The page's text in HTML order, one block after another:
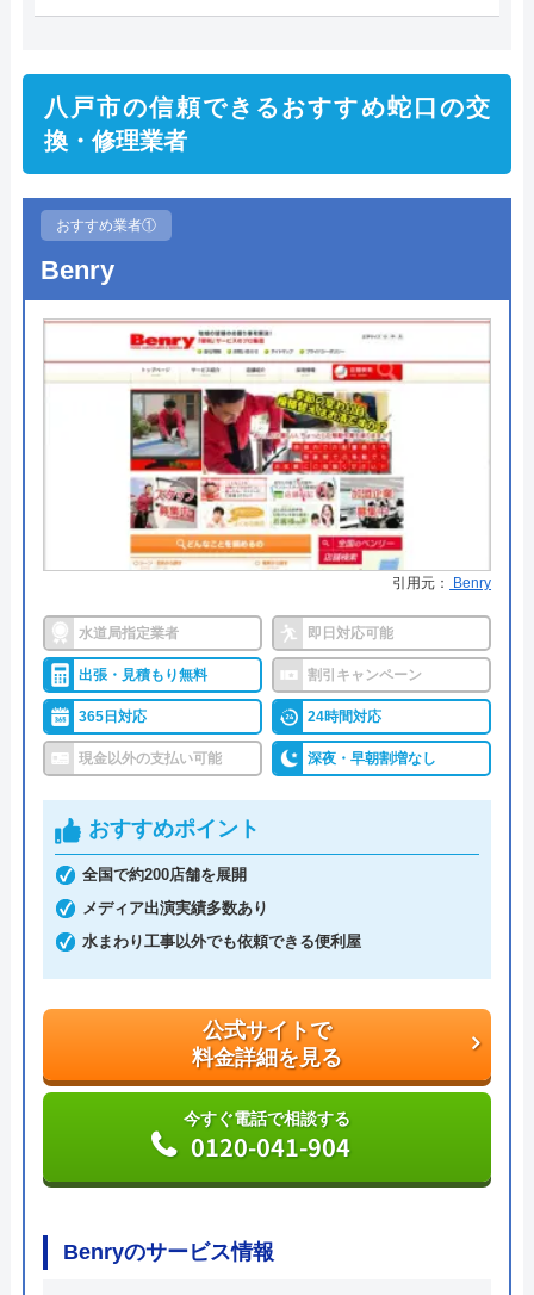
八戸市の信頼できるおすすめ蛇口の交
換・修理業者
おすすめ業者①
Benry
引用元： Benry
水道局指定業者 即日対応可能
出張・見積もり無料 割引キャンペーン
365日対応 24時間対応
現金以外の支払い可能 深夜・早朝割増なし
おすすめポイント
全国で約200店舗を展開
メディア出演実績多数あり
水まわり工事以外でも依頼できる便利屋
公式サイトで
料金詳細を見る
今すぐ電話で相談する
0120-041-904
Benryのサービス情報